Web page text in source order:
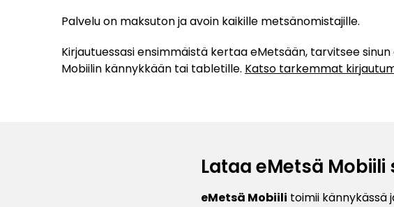
Palvelu on maksuton ja avoin kaikille metsänomistajille.
Kirjautuessasi ensimmäistä kertaa eMetsään, tarvitsee
Mobiilin kännykkään tai tabletille. Katso tarkemmat
Lataa eMetsä
eMetsä Mobiili toimii kännykässä